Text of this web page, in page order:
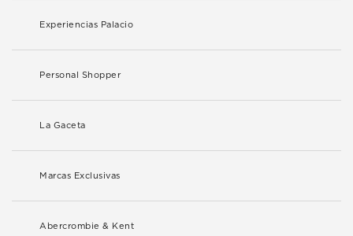
Experiencias Palacio
Personal Shopper
La Gaceta
Marcas Exclusivas
Abercrombie & Kent